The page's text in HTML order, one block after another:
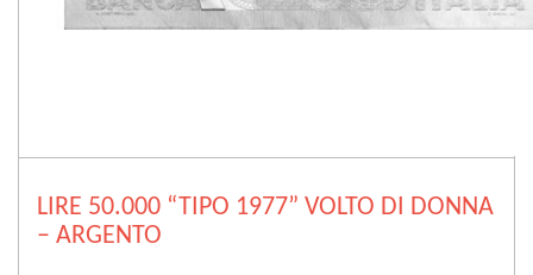
LIRE 50.000 “TIPO 1977” VOLTO DI DONNA
– ARGENTO